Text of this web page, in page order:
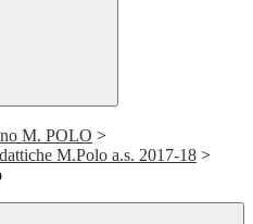
M. POLO >
M.Polo a.s. 2017-18 >